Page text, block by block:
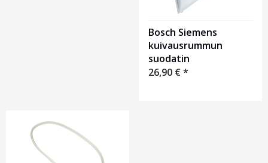
Bosch Siemens
kuivausrummun
suodatin
26,90 €*